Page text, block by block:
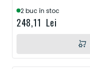
2 buc în stoc
248,11 Lei